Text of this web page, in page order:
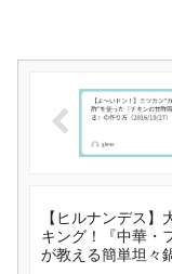
【ヒルナンデス】
キング！『中華・
が教える簡単坦々